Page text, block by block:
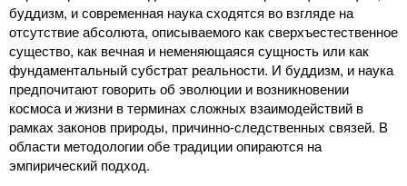
буддизм, и современная наука сходятся во взгляде на
отсутствие абсолюта, описываемого как сверхъестественное
существо, как вечная и неменяющаяся сущность или как
фундаментальный субстрат реальности. И буддизм, и наука
предпочитают говорить об эволюции и возникновении
космоса и жизни в терминах сложных взаимодействий в
рамках законов природы, причинно-следственных связей. В
области методологии обе традиции опираются на
эмпирический подход.